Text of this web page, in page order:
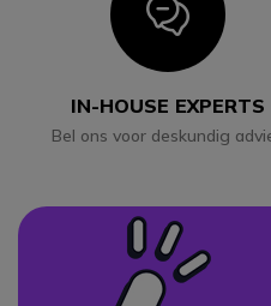
Icon
IN-HOUSE EXPERTS
Bel ons voor deskundig